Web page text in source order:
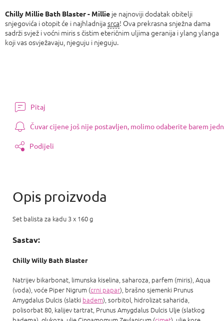
Chilly Millie Bath Blaster - Millie je najnoviji dodatak obitelji
snjegovića i otopit će i najhladnija srca! Ova prekrasna snježna dama
sadrži svjež i voćni miris s čistim eteričnim uljima geranija i ylang ylanga
koji vas osvježavaju, njeguju i njeguju.
Pitaj
Čuvar cijene još nije postavljen, molimo odaberite barem
Podijeli
Set balista za kadu 3 x 160 g
Sastav:
Chilly Willy Bath Blaster
Natrijev bikarbonat, limunska kiselina, saharoza, parfem (miris), Aqua
(voda), voće Piper Nigrum (crni papar), brašno sjemenki Prunus
Amygdalus Dulcis (slatki badem), sorbitol, hidrolizat saharida,
polisorbat 80, kalijev tartrat, Prunus Amygdalus Dulcis Ulje (slatkog